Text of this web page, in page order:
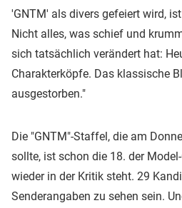
'GNTM' als divers gefeiert wird,
Nicht alles, was schief und
sich tatsächlich verändert hat:
Charakterköpfe. Das klassische
ausgestorben."
Die "GNTM"-Staffel, die am
sollte, ist schon die 18. der
wieder in der Kritik steht. 29
Senderangaben zu sehen sein.